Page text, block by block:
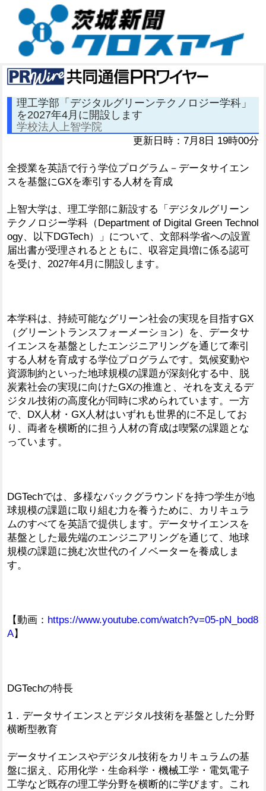
理工学部「デジタルグリーンテクノロジー学科」
を2027年4月に開設します
学校法人上智学院
更新日時：7月8日 19時00分
全授業を英語で行う学位プログラム－データサイエン
スを基盤にGXを牽引する人材を育成
上智大学は、理工学部に新設する「デジタルグリーン
テクノロジー学科（Department of Digital Green Technol
ogy、以下DGTech）」について、文部科学省への設置
届出書が受理されるとともに、収容定員増に係る認可
を受け、2027年4月に開設します。
本学科は、持続可能なグリーン社会の実現を目指すGX
（グリーントランスフォーメーション）を、データサ
イエンスを基盤としたエンジニアリングを通じて牽引
する人材を育成する学位プログラムです。気候変動や
資源制約といった地球規模の課題が深刻化する中、脱
炭素社会の実現に向けたGXの推進と、それを支えるデ
ジタル技術の高度化が同時に求められています。一方
で、DX人材・GX人材はいずれも世界的に不足してお
り、両者を横断的に担う人材の育成は喫緊の課題とな
っています。
DGTechでは、多様なバックグラウンドを持つ学生が地
球規模の課題に取り組む力を養うために、カリキュラ
ムのすべてを英語で提供します。データサイエンスを
基盤とした最先端の​エンジニアリングを通じて、地球
規模の課題に挑む次世代のイノベーターを養成しま
す。
【動画： https://www.youtube.com/watch?v=05-pN_bod8
A】
DGTechの特長
1．データサイエンスとデジタル技術を基盤とした分野
横断型教育
データサイエンスやデジタル技術をカリキュラムの基
盤に据え、応用化学・生命科学・機械工学・電気電子
工学など既存の理工学分野を横断的に学びます。これ